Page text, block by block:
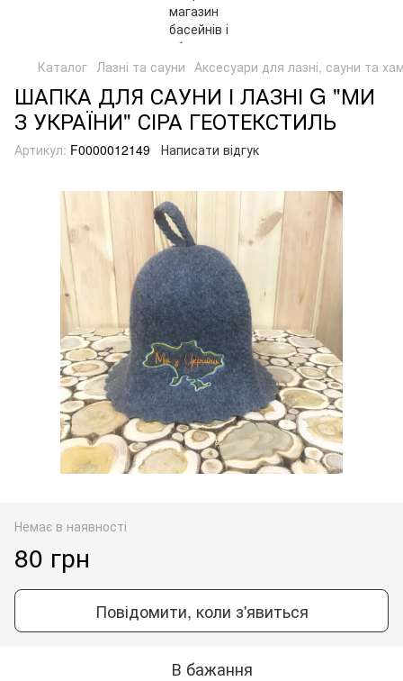
Каталог Лазні та сауни Аксесуари для лазні, сауни та
ШАПКА ДЛЯ САУНИ І ЛАЗНІ G "МИ
З УКРАЇНИ" СІРА ГЕОТЕКСТИЛЬ
Артикул: F0000012149 Написати відгук
Немає в наявності
80 грн
Повідомити, коли з'явиться
В бажання